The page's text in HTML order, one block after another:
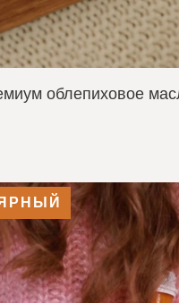
oблепиховое